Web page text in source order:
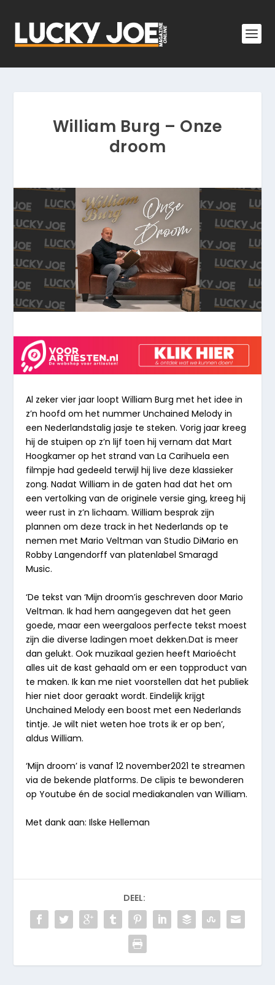
William Burg – Onze
droom
Al zeker vier jaar loopt William Burg met het idee in
z’n hoofd om het nummer Unchained Melody in
een Nederlandstalig jasje te steken. Vorig jaar kreeg
hij de stuipen op z’n lijf toen hij vernam dat Mart
Hoogkamer op het strand van La Carihuela een
filmpje had gedeeld terwijl hij live deze klassieker
zong. Nadat William in de gaten had dat het om
een vertolking van de originele versie ging, kreeg hij
weer rust in z’n lichaam. William besprak zijn
plannen om deze track in het Nederlands op te
nemen met Mario Veltman van Studio DiMario en
Robby Langendorff van platenlabel Smaragd
Music.
‘De tekst van ‘Mijn droom’is geschreven door Mario
Veltman. Ik had hem aangegeven dat het geen
goede, maar een weergaloos perfecte tekst moest
zijn die diverse ladingen moet dekken.Dat is meer
dan gelukt. Ook muzikaal gezien heeft Marioécht
alles uit de kast gehaald om er een topproduct van
te maken. Ik kan me niet voorstellen dat het publiek
hier niet door geraakt wordt. Eindelijk krijgt
Unchained Melody een boost met een Nederlands
tintje. Je wilt niet weten hoe trots ik er op ben’,
aldus William.
‘Mijn droom’ is vanaf 12 november2021 te streamen
via de bekende platforms. De clipis te bewonderen
op Youtube én de social mediakanalen van William.
Met dank aan: Ilske Helleman
DEEL: